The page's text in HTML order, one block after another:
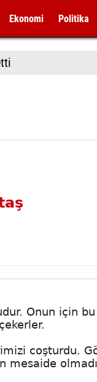
Ekonomi Politika
Onun için
coşturdu.